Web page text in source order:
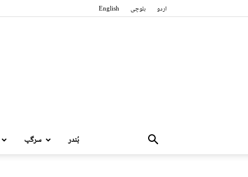
English بلوچی اردو
بُندر سرگپ